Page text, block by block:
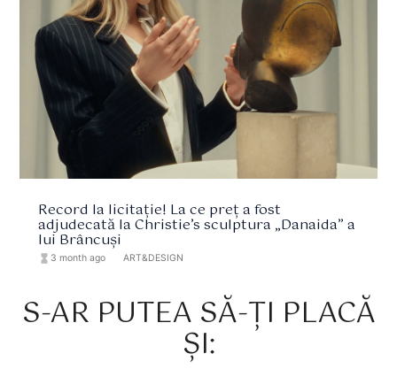
Record la licitație! La ce preț a fost
adjudecată la Christie’s sculptura „Danaida” a
lui Brâncuși
hourglass_full 3 month ago ART&DESIGN
S-AR PUTEA SĂ-ȚI PLACĂ
ȘI: